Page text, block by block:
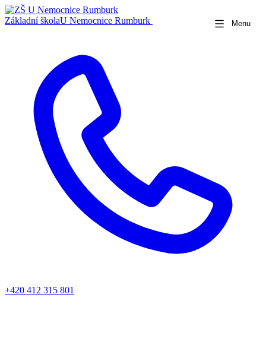
Základní školaU Nemocnice Rumburk
+420 412 315 801
Menu